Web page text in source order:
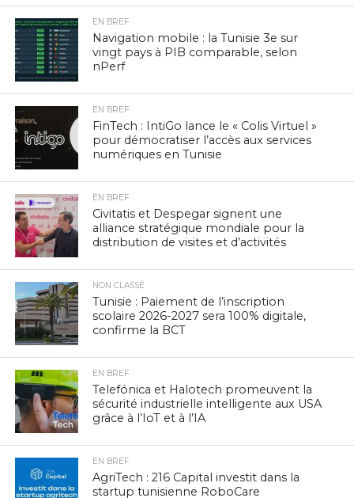
EN BREF
Navigation mobile : la Tunisie 3e sur
vingt pays à PIB comparable, selon
nPerf
EN BREF
FinTech : IntiGo lance le « Colis Virtuel »
pour démocratiser l’accès aux services
numériques en Tunisie
EN BREF
Civitatis et Despegar signent une
alliance stratégique mondiale pour la
distribution de visites et d’activités
NON CLASSÉ
Tunisie : Paiement de l’inscription
scolaire 2026-2027 sera 100% digitale,
confirme la BCT
EN BREF
Telefónica et Halotech promeuvent la
sécurité industrielle intelligente aux USA
grâce à l’IoT et à l’IA
EN BREF
AgriTech : 216 Capital investit dans la
startup tunisienne RoboCare